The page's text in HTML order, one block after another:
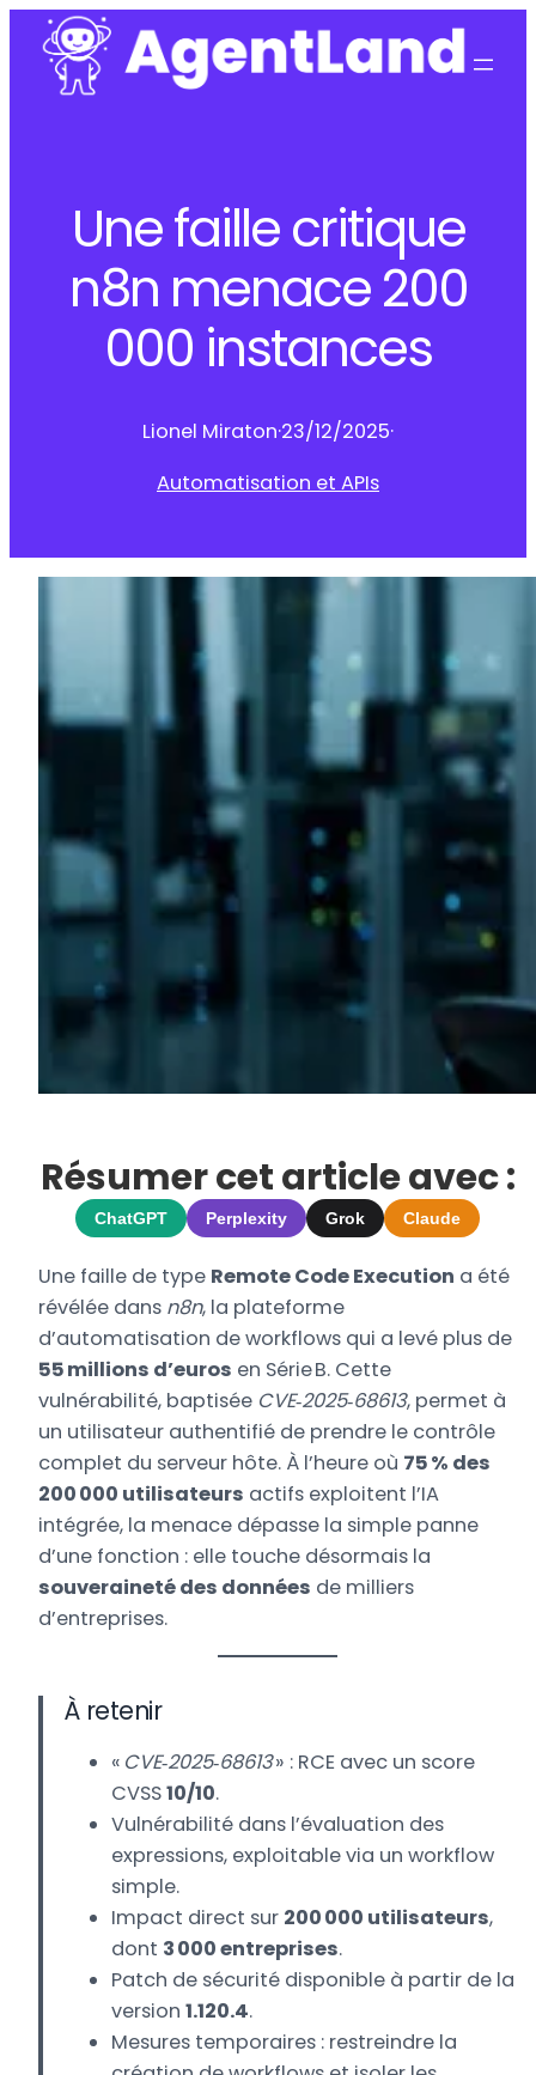
Une faille critique
n8n menace 200
000 instances
Lionel Miraton·23/12/2025·
Automatisation et APIs
Résumer cet article avec :
ChatGPT Perplexity Grok Claude
Une faille de type Remote Code Execution a été
révélée dans n8n, la plateforme
d’automatisation de workflows qui a levé plus de
55 millions d’euros en Série B. Cette
vulnérabilité, baptisée CVE‑2025‑68613, permet à
un utilisateur authentifié de prendre le contrôle
complet du serveur hôte. À l’heure où 75 % des
200 000 utilisateurs actifs exploitent l’IA
intégrée, la menace dépasse la simple panne
d’une fonction : elle touche désormais la
souveraineté des données de milliers
d’entreprises.
À retenir
« CVE‑2025‑68613» : RCE avec un score
CVSS10/10.
Vulnérabilité dans l’évaluation des
expressions, exploitable via un workflow
simple.
Impact direct sur 200 000 utilisateurs,
dont 3 000 entreprises.
Patch de sécurité disponible à partir de la
version 1.120.4.
Mesures temporaires : restreindre la